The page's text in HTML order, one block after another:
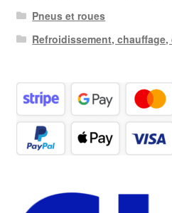
Pneus et roues
Refroidissement,